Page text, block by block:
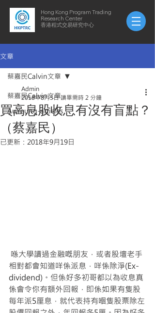
Hong Kong Program Trading
Research Center
​​香港程式交易研究中心
文章
蔡嘉民Calvin文章
AuYeung-articles
蔡嘉民Calvin文章
買高息股收息有沒有盲點？
（蔡嘉民）
Admin
2018年8月3日 讀畢需時 2 分鐘
已更新： 2018年9月19日
相對都會知道咩係派息，咩係除淨(Ex-
dividend)。但係好多初哥都以為收息真
係會令你有額外回報，即係如果有隻股
每年派5厘息，就代表持有嗰隻股票除左